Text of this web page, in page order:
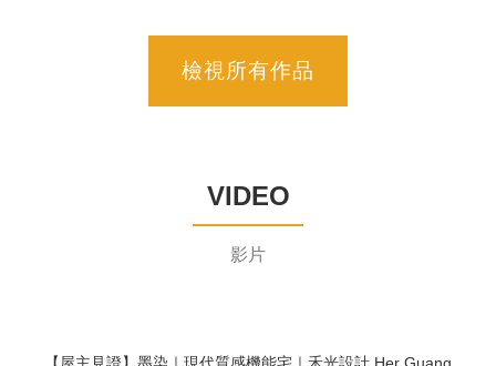
檢視所有作品
VIDEO
影片
【屋主見證】墨染｜現代質感機能宅｜禾光設計 Her Guang